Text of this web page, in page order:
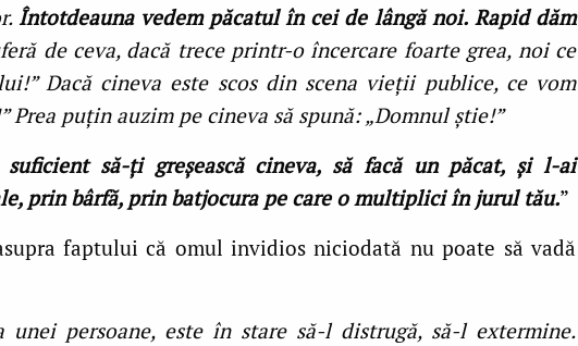
Întotdeauna vedem păcatul în cei de lângă noi. Rapid dăm
de ceva, dacă trece printr-o încercare foarte grea, noi ce
Dacă cineva este scos din scena vieţii publice, ce vom
Prea puţin auzim pe cineva să spună: „Domnul ştie!”
suficient să-ţi greşească cineva, să facă un păcat, şi l-ai
prin bârfă, prin batjocura pe care o multiplici în jurul tău.”
faptului că omul invidios niciodată nu poate să vadă
unei persoane, este în stare să-l distrugă, să-l extermine.